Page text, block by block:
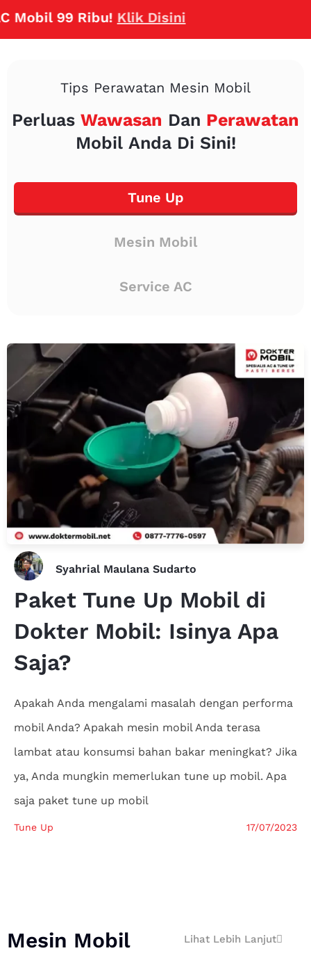
99 Ribu!Klik Disini
Tips Perawatan Mesin Mobil
Perluas Wawasan Dan Perawatan
Mobil Anda Di Sini!
Tune Up
Mesin Mobil
Service AC
Syahrial Maulana Sudarto
Paket Tune Up Mobil di
Dokter Mobil: Isinya Apa
Saja?
Apakah Anda mengalami masalah dengan performa
mobil Anda? Apakah mesin mobil Anda terasa
lambat atau konsumsi bahan bakar meningkat? Jika
ya, Anda mungkin memerlukan tune up mobil. Apa
saja paket tune up mobil
Tune Up 17/07/2023
Mesin Mobil Lihat Lebih Lanjut